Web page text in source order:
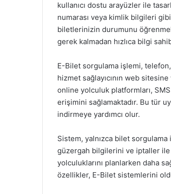
kullanıcı dostu arayüzler ile
numarası veya kimlik bilgileri
biletlerinizin durumunu
gerek kalmadan hızlıca bilgi
E-Bilet sorgulama işlemi,
hizmet sağlayıcının web
online yolculuk platformları,
erişimini sağlamaktadır. Bu tür
indirmeye yardımcı olur.
Sistem, yalnızca bilet sorgulama
güzergah bilgilerini ve iptaller ile
yolculuklarını planlarken daha
özellikler, E-Bilet sistemlerini